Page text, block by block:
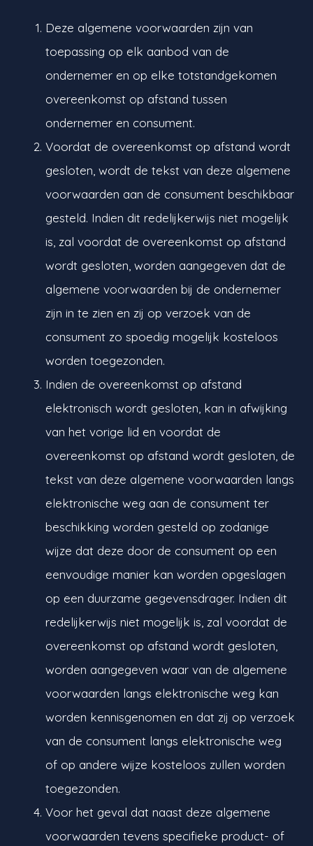
Deze algemene voorwaarden zijn van
toepassing op elk aanbod van de
ondernemer en op elke totstandgekomen
overeenkomst op afstand tussen
ondernemer en consument.
Voordat de overeenkomst op afstand wordt
gesloten, wordt de tekst van deze algemene
voorwaarden aan de consument beschikbaar
gesteld. Indien dit redelijkerwijs niet mogelijk
is, zal voordat de overeenkomst op afstand
wordt gesloten, worden aangegeven dat de
algemene voorwaarden bij de ondernemer
zijn in te zien en zij op verzoek van de
consument zo spoedig mogelijk kosteloos
worden toegezonden.
Indien de overeenkomst op afstand
elektronisch wordt gesloten, kan in afwijking
van het vorige lid en voordat de
overeenkomst op afstand wordt gesloten, de
tekst van deze algemene voorwaarden langs
elektronische weg aan de consument ter
beschikking worden gesteld op zodanige
wijze dat deze door de consument op een
eenvoudige manier kan worden opgeslagen
op een duurzame gegevensdrager. Indien dit
redelijkerwijs niet mogelijk is, zal voordat de
overeenkomst op afstand wordt gesloten,
worden aangegeven waar van de algemene
voorwaarden langs elektronische weg kan
worden kennisgenomen en dat zij op verzoek
van de consument langs elektronische weg
of op andere wijze kosteloos zullen worden
toegezonden.
Voor het geval dat naast deze algemene
voorwaarden tevens specifieke product- of